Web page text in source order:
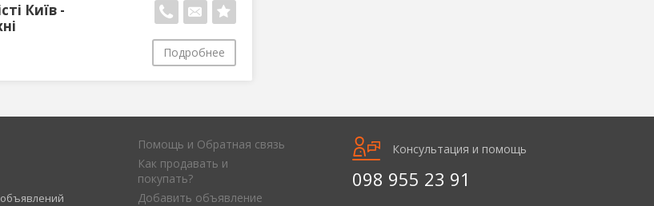
Київ -
Подробнее
Помощь и Обратная связь
Как продавать и
покупать?
Добавить объявление
Консультация и помощь
098 955 23 91